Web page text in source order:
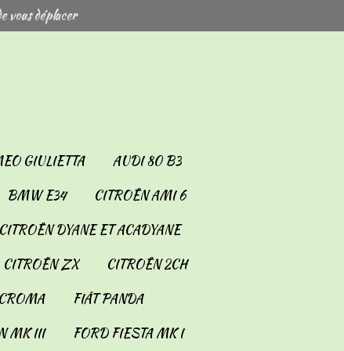
vous déplacer
GIULIETTA
AUDI 80 B3
BMW E34
CITROËN AMI 6
CITROËN DYANE ET ACADYANE
CITROËN ZX
CITROËN 2CH
FIÂT PANDA
MK III
FORD FIESTA MK I